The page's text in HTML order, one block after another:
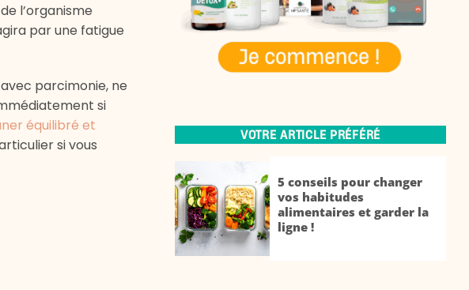
l’organisme
par une fatigue
parcimonie, ne
si
équilibré et
si vous
VOTRE ARTICLE PRÉFÉRÉ
5 conseils pour changer
vos habitudes
alimentaires et garder la
ligne !